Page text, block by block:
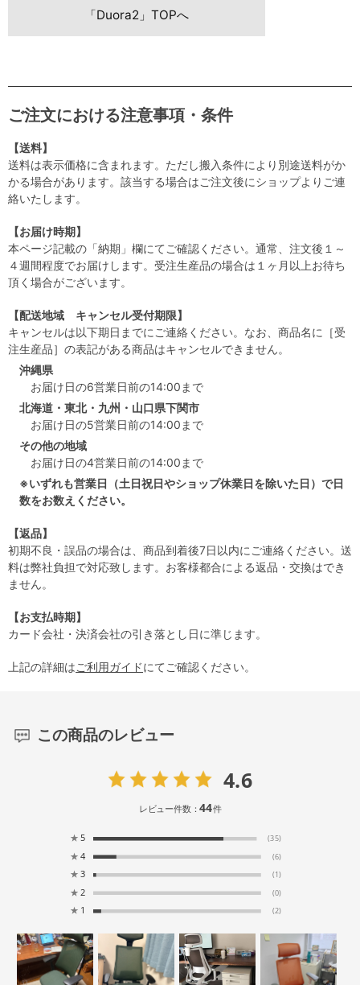
「Duora2」TOPへ
ご注文における注意事項・条件
【送料】
送料は表示価格に含まれます。ただし搬入条件により別途送料がか
かる場合があります。該当する場合はご注文後にショップよりご連
絡いたします。
【お届け時期】
本ページ記載の「納期」欄にてご確認ください。通常、注文後１～
４週間程度でお届けします。受注生産品の場合は１ヶ月以上お待ち
頂く場合がございます。
【配送地域 キャンセル受付期限】
キャンセルは以下期日までにご連絡ください。なお、商品名に［受
注生産品］の表記がある商品はキャンセルできません。
沖縄県
お届け日の6営業日前の14:00まで
北海道・東北・九州・山口県下関市
お届け日の5営業日前の14:00まで
その他の地域
お届け日の4営業日前の14:00まで
※いずれも営業日（土日祝日やショップ休業日を除いた日）で日
数をお数えください。
【返品】
初期不良・誤品の場合は、商品到着後7日以内にご連絡ください。送
料は弊社負担で対応致します。お客様都合による返品・交換はでき
ません。
【お支払時期】
カード会社・決済会社の引き落とし日に準じます。
上記の詳細はご利用ガイドにてご確認ください。
この商品のレビュー
4.6
レビュー件数：44件
★ 5 (35)
★ 4 (6)
★ 3 (1)
★ 2 (0)
★ 1 (2)